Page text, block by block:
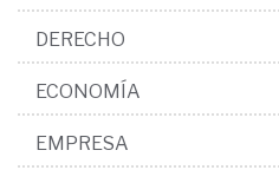
DERECHO
ECONOMÍA
EMPRESA